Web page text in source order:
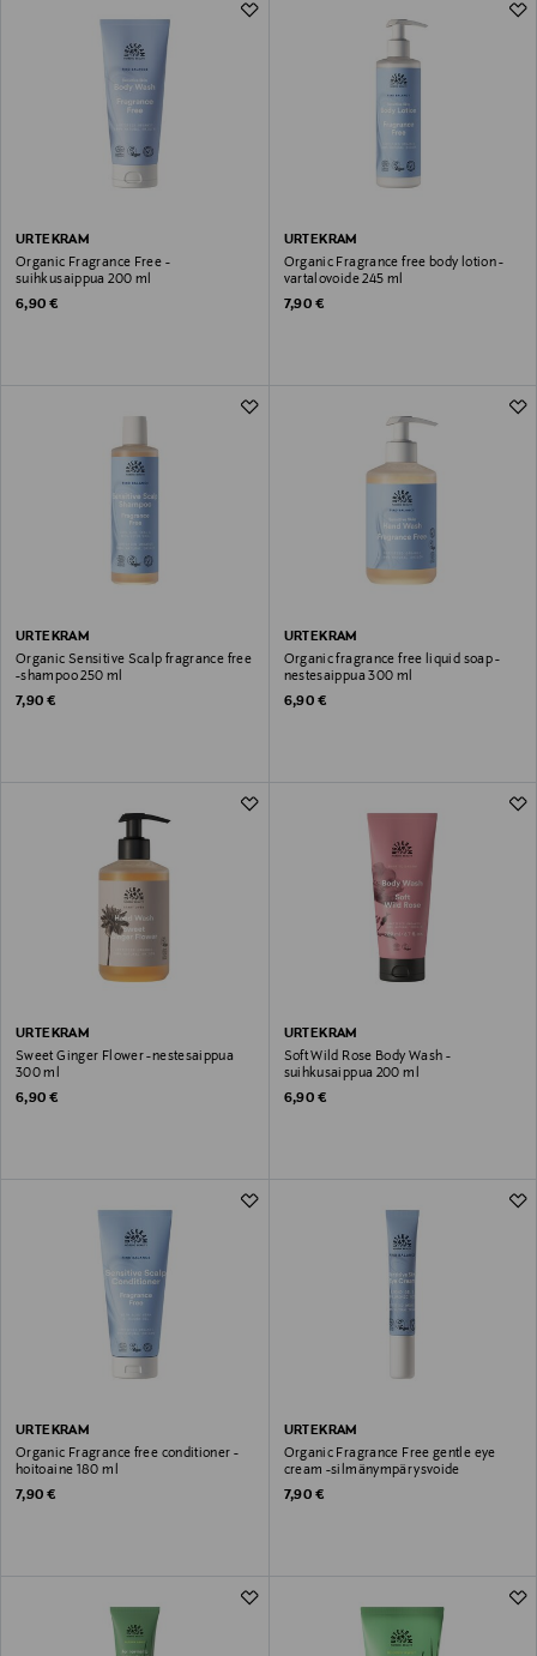
URTEKRAM
Organic Fragrance Free -
suihkusaippua 200 ml
Original Price
6,90 €
URTEKRAM
Organic Fragrance free body lotion -
vartalovoide 245 ml
Original Price
7,90 €
URTEKRAM
Organic Sensitive Scalp fragrance free
-shampoo 250 ml
Original Price
7,90 €
URTEKRAM
Organic fragrance free liquid soap -
nestesaippua 300 ml
Original Price
6,90 €
URTEKRAM
Sweet Ginger Flower -nestesaippua
300 ml
Original Price
6,90 €
URTEKRAM
Soft Wild Rose Body Wash -
suihkusaippua 200 ml
Original Price
6,90 €
URTEKRAM
Organic Fragrance free conditioner -
hoitoaine 180 ml
Original Price
7,90 €
URTEKRAM
Organic Fragrance Free gentle eye
cream -silmänympärysvoide
Original Price
7,90 €